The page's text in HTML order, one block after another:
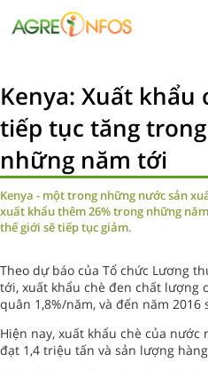
Kenya: Xuất khẩu
tiếp tục tăng trong
những năm tới
Kenya - một trong những nước sản
xuất khẩu thêm 26% trong những
thế giới sẽ tiếp tục giảm.
Theo dự báo của Tổ chức Lương
tới, xuất khẩu chè đen chất lượng
quân 1,8%/năm, và đến năm 2016
Hiện nay, xuất khẩu chè của
đạt 1,4 triệu tấn và sản lượng